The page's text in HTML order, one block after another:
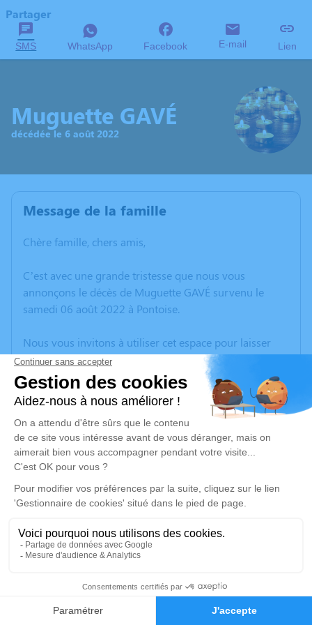
Faire-part Hommages
Partager
SMS WhatsApp Facebook E-mail Lien
Muguette GAVÉ
décédée le 6 août 2022
Message de la famille
Chère famille, chers amis,
C’est avec une grande tristesse que nous vous
annonçons le décès de Muguette GAVÉ survenu le
samedi 06 août 2022 à Pontoise.
Nous vous invitons à utiliser cet espace pour laisser
vos condoléances, partager des photos souvenirs, une
anecdote ou exprimer vos pensées à travers des
poèmes ou des textes. Cet endroit est un lieu
d'expression dédié à honorer la mémoire de Muguette
GAVÉ.
Un service de plantation d’arbre hommage est
disponible ici.
Je rends hommage
Cérémonie
Crématorium de Cormeilles-en-Parisis
27, rue Georges Mélies